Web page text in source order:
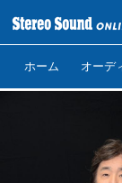
ホーム オーデ